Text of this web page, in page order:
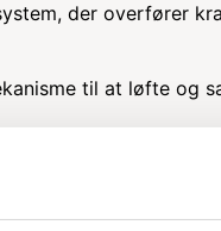
der overfører
til at løfte og